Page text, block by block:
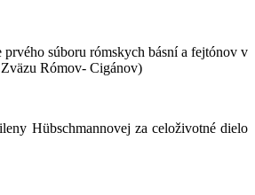
súboru rómskych básní a fejtónov v
Rómov- Cigánov)
Hübschmannovej za celoživotné dielo